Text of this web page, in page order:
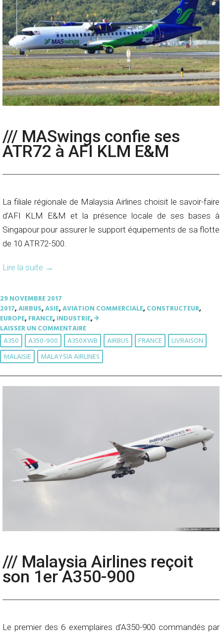
/// MASwings confie ses
ATR72 à AFI KLM E&M
La filiale régionale de Malaysia Airlines choisit le savoir-faire
d’AFI KLM E&M et la présence locale de ses bases à
Singapour pour assurer le support équipements de sa flotte
de 10 ATR72-500.
Lire la suite →
29 NOVEMBRE 2017
2017,AIRBUS,ASIE,AVIATION COMMERCIALE,CONSTRUCTEUR,
EUROPE,FRANCE,INDUSTRIE,✈︎
LAISSER UN COMMENTAIRE
A350 A350-900 A350XWB AIRBUS FRANCE
LIVRAISON
MALAISIE
MALAYSIA AIRLINES
/// Malaysia Airlines reçoit
son 1er A350-900
Le premier des 6 exemplaires d’A350-900 commandés par